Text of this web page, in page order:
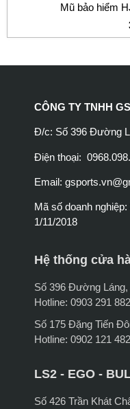
Mũ bảo hiểm
CÔNG TY TNHH
Đ/c: Số 396 Đường
Điện thoại:
Email:
Mã số doanh
1/11/2018
Hệ thống cửa
Số 396 Đường
Hotline: 0903 291 882
Số 175 Đặng Tiến
Hotline: 0902 121 482
LS2 - EGO -
Số 426 Trần Khát